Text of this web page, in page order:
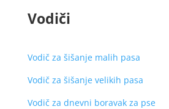
Vodiči
Vodič za šišanje malih pasa
Vodič za šišanje velikih pasa
Vodič za dnevni boravak za pse